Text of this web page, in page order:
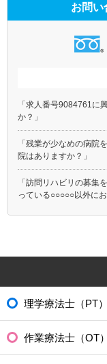
お問い
「求人番号9084761に
か？」
「残業が少なめの病院
院はありますか？」
「訪問リハビリの募集
っている○○○○○以外に
理学療法士（PT）
作業療法士（OT）